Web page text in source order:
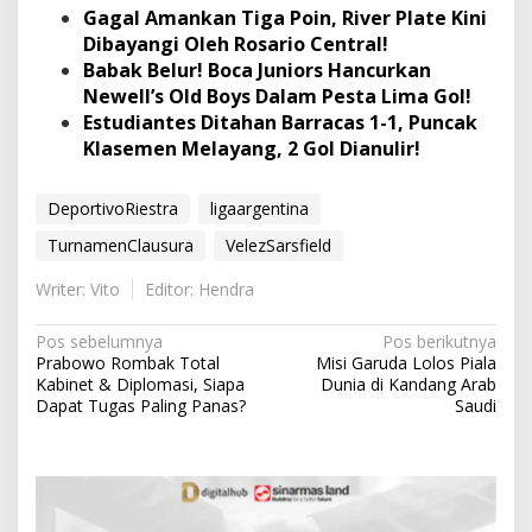
Gagal Amankan Tiga Poin, River Plate Kini
Dibayangi Oleh Rosario Central!
Babak Belur! Boca Juniors Hancurkan
Newell’s Old Boys Dalam Pesta Lima Gol!
Estudiantes Ditahan Barracas 1-1, Puncak
Klasemen Melayang, 2 Gol Dianulir!
DeportivoRiestra
ligaargentina
TurnamenClausura
VelezSarsfield
Writer: Vito
Editor: Hendra
N
a
v
g
Pos sebelumnya
Prabowo Rombak Total
Kabinet & Diplomasi, Siapa
Dapat Tugas Paling Panas?
Pos berikutnya
Misi Garuda Lolos Piala
Dunia di Kandang Arab
Saudi